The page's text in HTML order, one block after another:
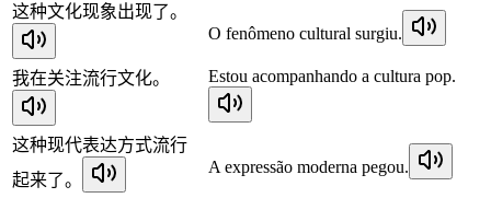
这种文化现象出现了。
O fenômeno cultural surgiu.
我在关注流行文化。 Estou acompanhando a cultura pop.
这种现代表达方式流行
起来了。
A expressão moderna pegou.